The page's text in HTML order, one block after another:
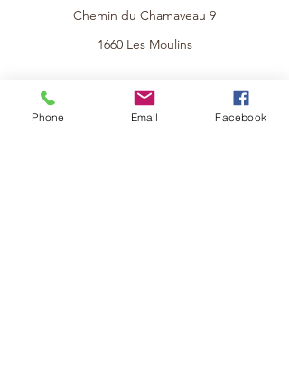
info@lepotagoex.ch
Chemin du Chamaveau 9
1660 Les Moulins
Phone Email Facebook